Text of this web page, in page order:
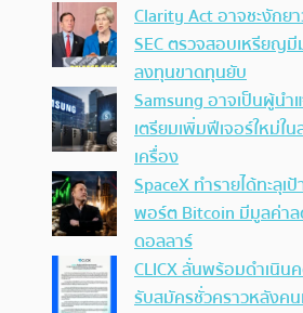
Clarity Act อาจชะงักย
SEC ตรวจสอบเหรียญ
ลงทุนขาดทุนยับ
Samsung อาจเป็นผู้น
เตรียมเพิ่มฟีเจอร์ใหม่ใ
เครื่อง
SpaceX ทำรายได้ทะลุ
พอร์ต Bitcoin มีมูลค่า
ดอลลาร์
CLICX ลั่นพร้อมดำเนิ
รับสมัครชั่วคราวหลังค